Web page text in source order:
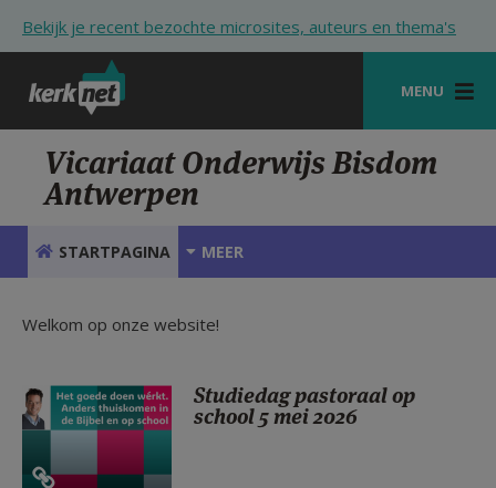
Bekijk je recent bezochte microsites, auteurs en thema's
MENU
STARTPAGINA
KERK
VIERINGEN
ZOEKEN
HULP
STARTPAGINA PORTAAL
MIJN PAROCHIE
Vicariaat Onderwijs Bisdom
Antwerpen
STARTPAGINA MEER
Welkom op onze website!
Studiedag pastoraal op
school 5 mei 2026